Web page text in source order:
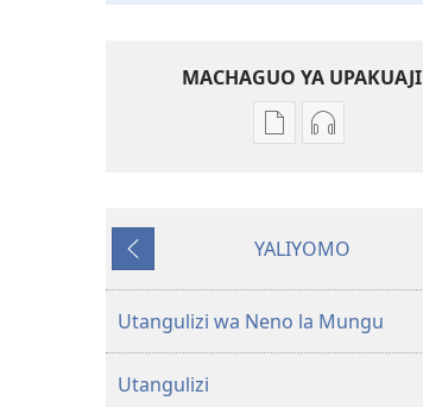
MACHAGUO YA UPAKUAJI
Mbinu
ya
Biblia
Takatifu
Mbinu
za
Biblia
Takatifu
Inayotangulia
YALIYOMO
Utangulizi wa Neno la Mungu
Utangulizi